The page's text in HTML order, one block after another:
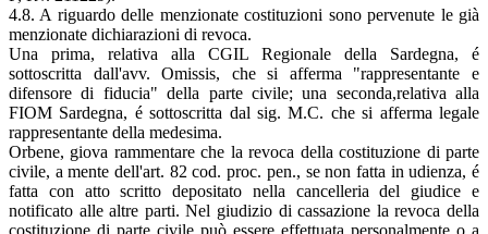
4.8. A riguardo delle menzionate costituzioni sono pervenute le già
menzionate dichiarazioni di revoca.
Una prima, relativa alla CGIL Regionale della Sardegna, é
sottoscritta dall'avv. Omissis, che si afferma "rappresentante e
difensore di fiducia" della parte civile; una seconda,relativa alla
FIOM Sardegna, é sottoscritta dal sig. M.C. che si afferma legale
rappresentante della medesima.
Orbene, giova rammentare che la revoca della costituzione di parte
civile, a mente dell'art. 82 cod. proc. pen., se non fatta in udienza, é
fatta con atto scritto depositato nella cancelleria del giudice e
notificato alle altre parti. Nel giudizio di cassazione la revoca della
costituzione di parte civile può essere effettuata personalmente o a